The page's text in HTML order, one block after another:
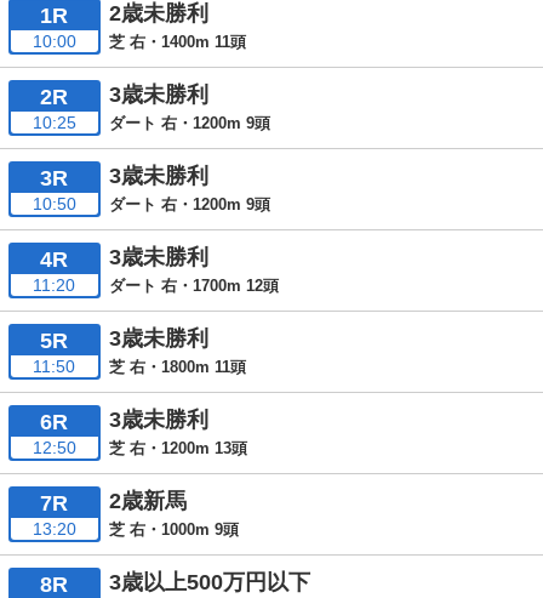
1R
10:00
2歳未勝利
芝 右・1400m 11頭
2R
10:25
3歳未勝利
ダート 右・1200m 9頭
3R
10:50
3歳未勝利
ダート 右・1200m 9頭
4R
11:20
3歳未勝利
ダート 右・1700m 12頭
5R
11:50
3歳未勝利
芝 右・1800m 11頭
6R
12:50
3歳未勝利
芝 右・1200m 13頭
7R
13:20
2歳新馬
芝 右・1000m 9頭
8R 3歳以上500万円以下